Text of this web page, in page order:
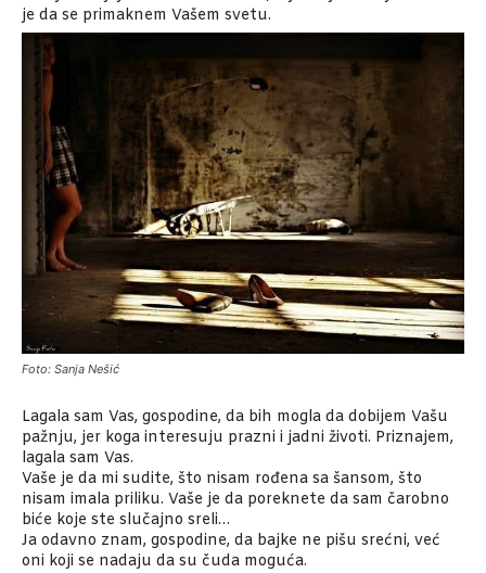
je da se primaknem Vašem svetu.
Foto: Sanja Nešić
Lagala sam Vas, gospodine, da bih mogla da dobijem Vašu
pažnju, jer koga interesuju prazni i jadni životi. Priznajem,
lagala sam Vas.
Vaše je da mi sudite, što nisam rođena sa šansom, što
nisam imala priliku. Vaše je da poreknete da sam čarobno
biće koje ste slučajno sreli…
Ja odavno znam, gospodine, da bajke ne pišu srećni, već
oni koji se nadaju da su čuda moguća.